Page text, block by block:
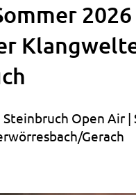
2026
Steinbruch Open Air |
Gerach